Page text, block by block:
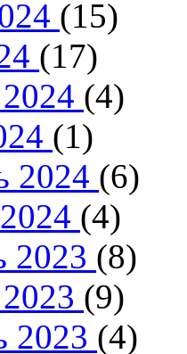
(15)
(17)
(4)
(1)
2024 (6)
(4)
2023 (8)
(9)
2023 (4)